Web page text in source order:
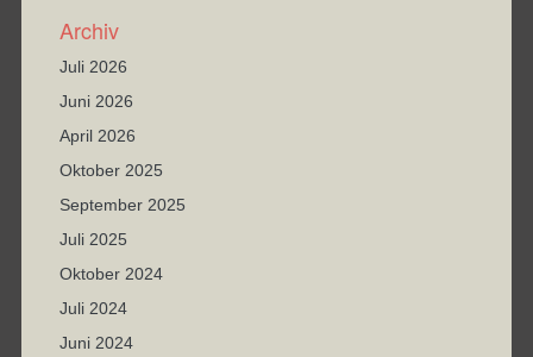
Archiv
Juli 2026
Juni 2026
April 2026
Oktober 2025
September 2025
Juli 2025
Oktober 2024
Juli 2024
Juni 2024